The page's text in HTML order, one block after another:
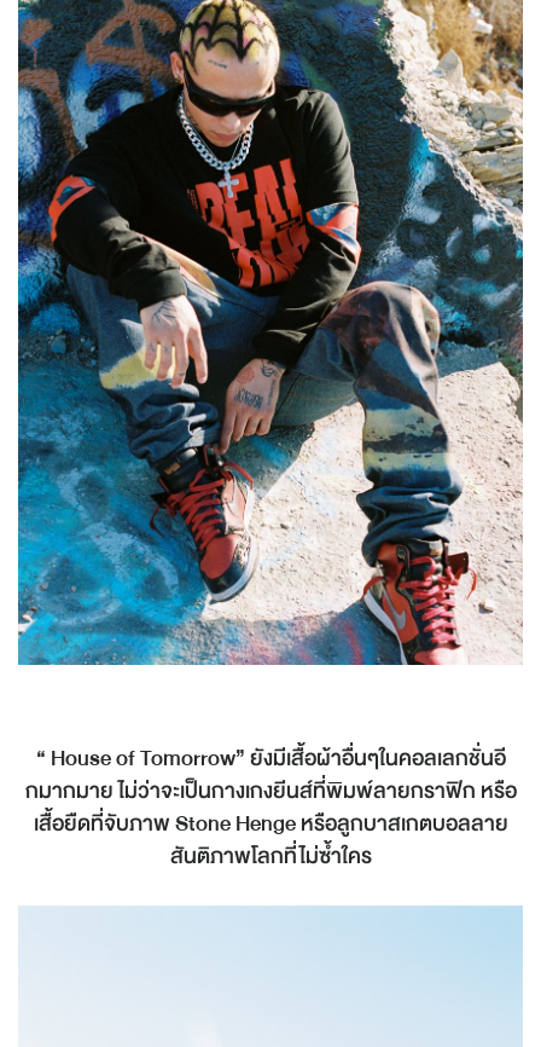
“ House of Tomorrow” ยังมีเสื้อผ้าอื่นๆในคอลเลกชั่นอี
กมากมาย ไม่ว่าจะเป็นกางเกงยีนส์ที่พิมพ์ลายกราฟิก หรือ
เสื้อยืดที่จับภาพ Stone Henge หรือลูกบาสเกตบอลลาย
สันติภาพโลกที่ไม่ซ้ำใคร